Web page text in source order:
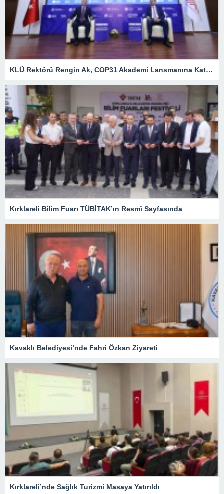
KLÜ Rektörü Rengin Ak, COP31 Akademi Lansmanına Katıldı
Kırklareli Bilim Fuarı TÜBİTAK’ın Resmî Sayfasında
Kavaklı Belediyesi’nde Fahri Özkan Ziyareti
Kırklareli’nde Sağlık Turizmi Masaya Yatırıldı